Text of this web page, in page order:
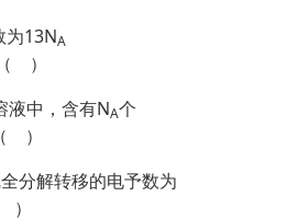
为13NA
液中，含有NA个
分解转移的电予数为